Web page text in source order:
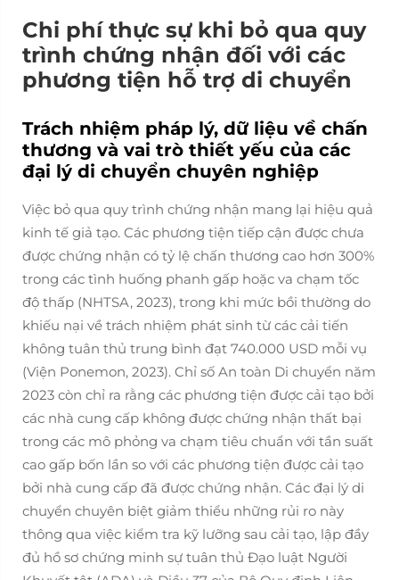
Chi phí thực sự khi bỏ qua quy
trình chứng nhận đối với các
phương tiện hỗ trợ di chuyển
Trách nhiệm pháp lý, dữ liệu về chấn
thương và vai trò thiết yếu của các
đại lý di chuyển chuyên nghiệp
Việc bỏ qua quy trình chứng nhận mang lại hiệu quả
kinh tế giả tạo. Các phương tiện tiếp cận được chưa
được chứng nhận có tỷ lệ chấn thương cao hơn 300%
trong các tình huống phanh gấp hoặc va chạm tốc
độ thấp (NHTSA, 2023), trong khi mức bồi thường do
khiếu nại về trách nhiệm phát sinh từ các cải tiến
không tuân thủ trung bình đạt 740.000 USD mỗi vụ
(Viện Ponemon, 2023). Chỉ số An toàn Di chuyển năm
2023 còn chỉ ra rằng các phương tiện được cải tạo bởi
các nhà cung cấp không được chứng nhận thất bại
trong các mô phỏng va chạm tiêu chuẩn với tần suất
cao gấp bốn lần so với các phương tiện được cải tạo
bởi nhà cung cấp đã được chứng nhận. Các đại lý di
chuyển chuyên biệt giảm thiểu những rủi ro này
thông qua việc kiểm tra kỹ lưỡng sau cải tạo, lập đầy
đủ hồ sơ chứng minh sự tuân thủ Đạo luật Người